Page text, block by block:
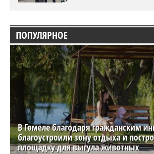
ПОПУЛЯРНОЕ
В Гомеле благодаря гражданским
благоустроили зону отдыха и
площадку для выгула животных